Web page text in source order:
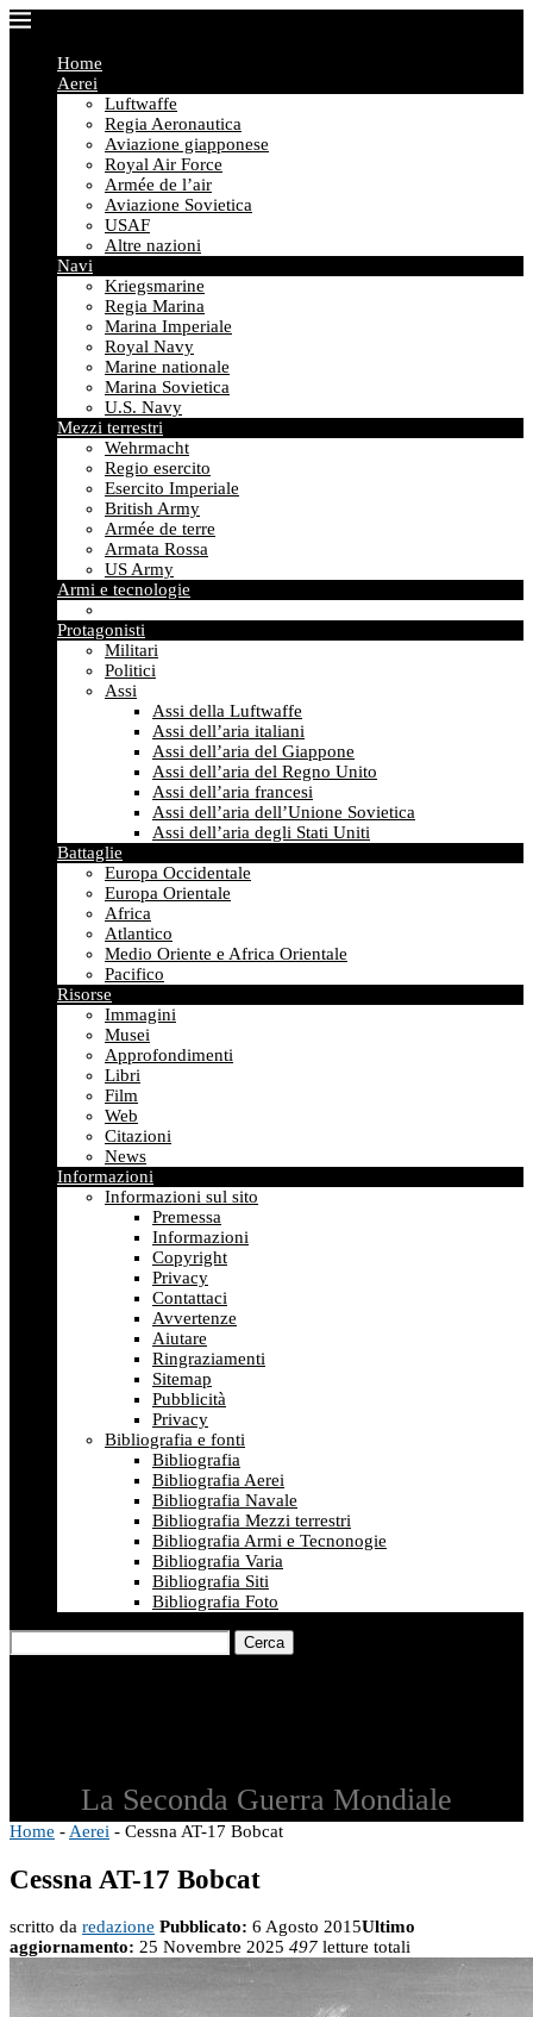
Home
Aerei
Luftwaffe
Regia Aeronautica
Aviazione giapponese
Royal Air Force
Armée de l’air
Aviazione Sovietica
USAF
Altre nazioni
Navi
Kriegsmarine
Regia Marina
Marina Imperiale
Royal Navy
Marine nationale
Marina Sovietica
U.S. Navy
Mezzi terrestri
Wehrmacht
Regio esercito
Esercito Imperiale
British Army
Armée de terre
Armata Rossa
US Army
Armi e tecnologie
Protagonisti
Militari
Politici
Assi
Assi della Luftwaffe
Assi dell’aria italiani
Assi dell’aria del Giappone
Assi dell’aria del Regno Unito
Assi dell’aria francesi
Assi dell’aria dell’Unione Sovietica
Assi dell’aria degli Stati Uniti
Battaglie
Europa Occidentale
Europa Orientale
Africa
Atlantico
Medio Oriente e Africa Orientale
Pacifico
Risorse
Immagini
Musei
Approfondimenti
Libri
Film
Web
Citazioni
News
Informazioni
Informazioni sul sito
Premessa
Informazioni
Copyright
Privacy
Contattaci
Avvertenze
Aiutare
Ringraziamenti
Sitemap
Pubblicità
Privacy
Bibliografia e fonti
Bibliografia
Bibliografia Aerei
Bibliografia Navale
Bibliografia Mezzi terrestri
Bibliografia Armi e Tecnonogie
Bibliografia Varia
Bibliografia Siti
Bibliografia Foto
Cerca
La Seconda Guerra Mondiale
Home - Aerei - Cessna AT-17 Bobcat
Cessna AT-17 Bobcat
scritto da redazione Pubblicato: 6 Agosto 2015Ultimo
aggiornamento: 25 Novembre 2025 497 letture totali